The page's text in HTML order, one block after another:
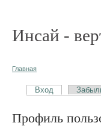
Инсай -
Главная
Вход
Профиль